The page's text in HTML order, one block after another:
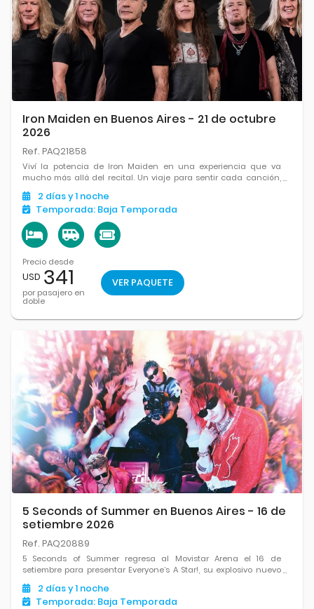
Iron Maiden en Buenos Aires - 21 de octubre
2026
Ref. PAQ21858
Viví la potencia de Iron Maiden en una experiencia que va
mucho más allá del recital. Un viaje para sentir cada canción,
compartir la pasión y ser parte de una noche histórica.
2 díasy 1 noche
Temporada: Baja Temporada
Precio desde
USD 341
por pasajero en
doble
VER PAQUETE
5 Seconds of Summer en Buenos Aires - 16 de
setiembre 2026
Ref. PAQ20889
5 Seconds of Summer regresa al Movistar Arena el 16 de
setiembre para presentar Everyone’s A Star!, su explosivo nuevo
álbum que marca la etapa más ambiciosa de su carrera.
2 díasy 1 noche
Temporada: Baja Temporada